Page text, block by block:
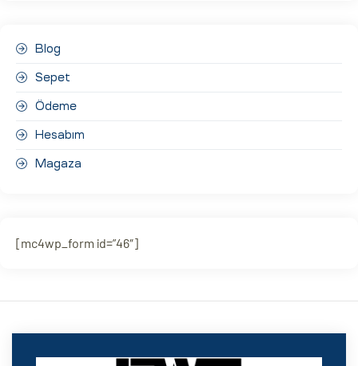
Blog
Sepet
Ödeme
Hesabım
Magaza
[mc4wp_form id=”46″]